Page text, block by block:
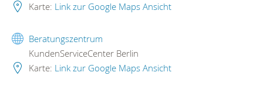
Karte: Link zur Google Maps Ansicht
Beratungszentrum
KundenServiceCenter Berlin
Karte: Link zur Google Maps Ansicht